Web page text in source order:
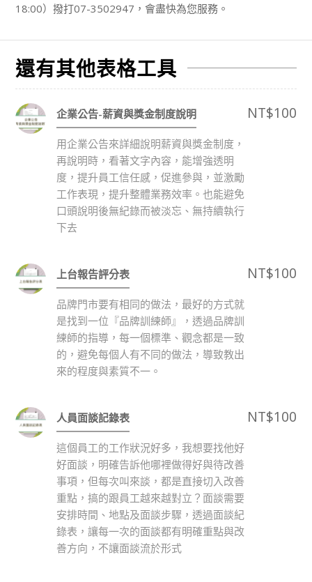
18:00）撥打07-3502947，會盡快為您服務。
還有其他表格工具
企業公告-薪資與獎金制度說明 NT$100
用企業公告來詳細說明薪資與獎金制度，
再說明時，看著文字內容，能增強透明
度，提升員工信任感，促進參與，並激勵
工作表現，提升整體業務效率。也能避免
口頭說明後無紀錄而被淡忘、無持續執行
下去
上台報告評分表 NT$100
品牌門市要有相同的做法，最好的方式就
是找到一位『品牌訓練師』，透過品牌訓
練師的指導，每一個標準、觀念都是一致
的，避免每個人有不同的做法，導致教出
來的程度與素質不一。
人員面談記錄表 NT$100
這個員工的工作狀況好多，我想要找他好
好面談，明確告訴他哪裡做得好與待改善
事項，但每次叫來談，都是直接切入改善
重點，搞的跟員工越來越對立？面談需要
安排時間、地點及面談步驟，透過面談紀
錄表，讓每一次的面談都有明確重點與改
善方向，不讓面談流於形式